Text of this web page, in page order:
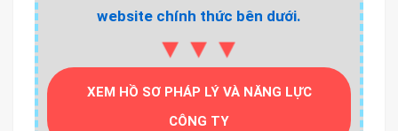
website chính thức bên dưới.
▼▼▼
XEM HỒ SƠ PHÁP LÝ VÀ NĂNG LỰC
CÔNG TY